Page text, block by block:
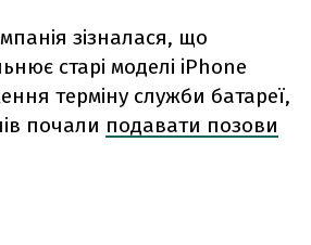
зізналася, що
старі моделі iPhone
терміну служби батареї,
почали подавати позови